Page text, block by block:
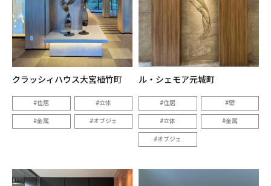
クラッシィハウス大宮植竹町
住居 立体
金属 オブジェ
ル・シェモア元城町
住居 壁
立体 金属
オブジェ